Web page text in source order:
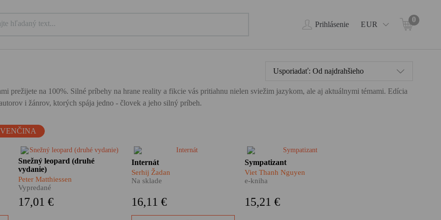
Prihlásenie EUR
0
prežijete na 100%. Silné príbehy na hrane reality a fikcie vás pritiahnu nielen sviežim jazykom, ale aj aktuálnymi témami. Edícia
i žánrov, ktorých spája jedno - človek a jeho silný príbeh.
Usporiadať: Od najdrahšieho
Himalájske dobrodružstvo,
nezvyčajný cestopis, hlboká
meditácia i silný
autobiografický román. Taký je
Matthiessena, pútnika po
Snežný leopard (druhé
vydanie)
Peter Matthiessen
Vypredané
17,01 €
Je mrazivý január 2015. Sme
na východe Ukrajiny. A východ
Ukrajiny – to je vojna. Vie to aj
blíži k jeho domu. Buď ju
Internát
Serhij Žadan
Na sklade
16,11 €
Jeden je agent vietnamských
komunistov, druhý slúži
juhovietnamskému
Rozštiepená osobnosť i
Sympatizant
Viet Thanh Nguyen
e-kniha
15,21 €